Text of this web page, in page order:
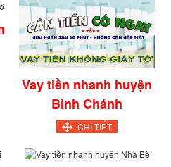
Vay tiền nhanh huyện
Bình Chánh
CHI TIẾT